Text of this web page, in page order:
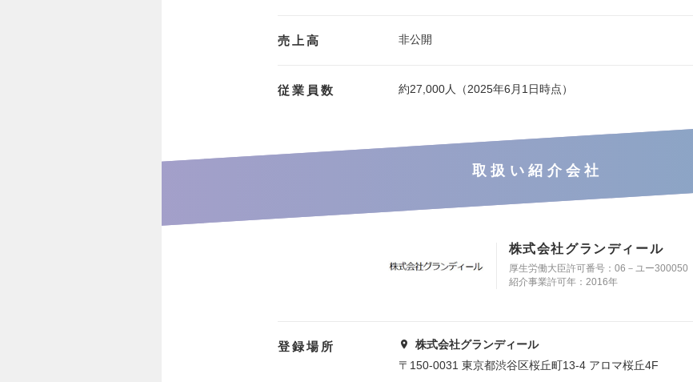
売上高 非公開
従業員数 約27,000人（2025年6月1日時点）
取扱い紹介会社
株式会社グランディール
厚生労働大臣許可番号：06－ユー300050
紹介事業許可年：2016年
登録場所
株式会社グランディール
〒150-0031 東京都渋谷区桜丘町13-4 アロマ桜丘4F